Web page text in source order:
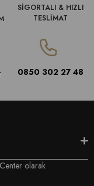
SİGORTALI & HIZLI
TESLİMAT
0850 302 27 48
olarak